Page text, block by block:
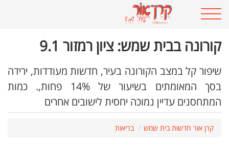
קורונה בבית שמש: ציון רמזור 9.1
שיפור קל במצב הקורונה בעיר, חדשות מעודדות, ירידה
בסך המאומתים בשיעור של 14% פחות,. כמות
המתחסנים עדיין נמוכה יחסית לישובים אחרים
קרן אור חדשות בית שמש בריאות